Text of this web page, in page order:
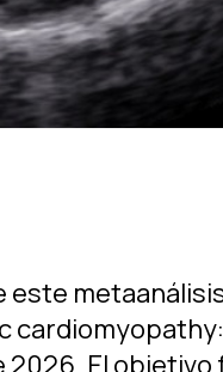
este
El objetivo